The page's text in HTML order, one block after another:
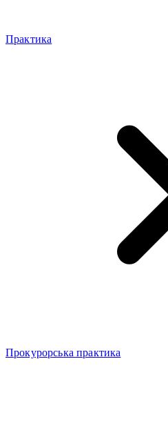
Практика
Прокурорська практика